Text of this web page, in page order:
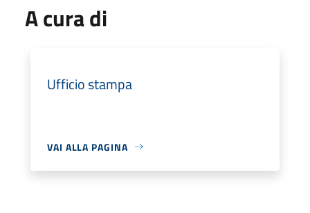
A cura di
Ufficio stampa
VAI ALLA PAGINA